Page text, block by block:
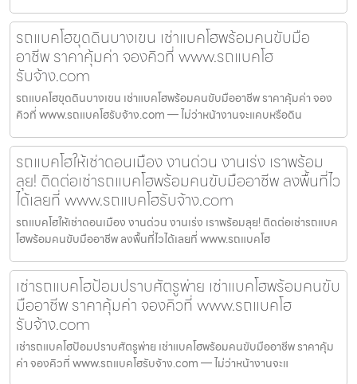
รถแบคโฮขุดดินบางเขน เช่าแบคโฮพร้อมคนขับมือ
อาชีพ ราคาคุ้มค่า จองคิวที่ www.รถแบคโฮ
รับจ้าง.com
รถแบคโฮขุดดินบางเขน เช่าแบคโฮพร้อมคนขับมืออาชีพ ราคาคุ้มค่า จอง
คิวที่ www.รถแบคโฮรับจ้าง.com — ไม่ว่าหน้างานจะแคบหรือดิน
รถแบคโฮให้เช่าดอนเมือง งานด่วน งานเร่ง เราพร้อม
ลุย! ติดต่อเช่ารถแบคโฮพร้อมคนขับมืออาชีพ ลงพื้นที่ไว
ได้เลยที่ www.รถแบคโฮรับจ้าง.com
รถแบคโฮให้เช่าดอนเมือง งานด่วน งานเร่ง เราพร้อมลุย! ติดต่อเช่ารถแบค
โฮพร้อมคนขับมืออาชีพ ลงพื้นที่ไวได้เลยที่ www.รถแบคโฮ
เช่ารถแบคโฮป้อมปราบศัตรูพ่าย เช่าแบคโฮพร้อมคนขับ
มืออาชีพ ราคาคุ้มค่า จองคิวที่ www.รถแบคโฮ
รับจ้าง.com
เช่ารถแบคโฮป้อมปราบศัตรูพ่าย เช่าแบคโฮพร้อมคนขับมืออาชีพ ราคาคุ้ม
ค่า จองคิวที่ www.รถแบคโฮรับจ้าง.com — ไม่ว่าหน้างานจะแ